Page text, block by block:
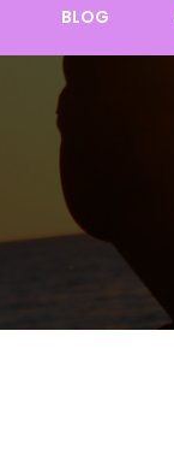
BLOG